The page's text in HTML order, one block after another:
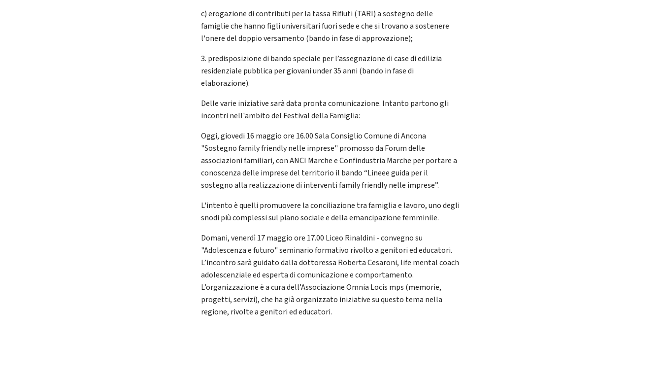
c) erogazione di contributi per la tassa Rifiuti (TARI) a sostegno delle
famiglie che hanno figli universitari fuori sede e che si trovano a sostenere
l'onere del doppio versamento (bando in fase di approvazione);
3. predisposizione di bando speciale per l’assegnazione di case di edilizia
residenziale pubblica per giovani under 35 anni (bando in fase di
elaborazione).
Delle varie iniziative sarà data pronta comunicazione. Intanto partono gli
incontri nell'ambito del Festival della Famiglia:
Oggi, giovedi 16 maggio ore 16.00 Sala Consiglio Comune di Ancona
"Sostegno family friendly nelle imprese" promosso da Forum delle
associazioni familiari, con ANCI Marche e Confindustria Marche per portare a
conoscenza delle imprese del territorio il bando “Lineee guida per il
sostegno alla realizzazione di interventi family friendly nelle imprese”.
L'intento è quelli promuovere la conciliazione tra famiglia e lavoro, uno degli
snodi più complessi sul piano sociale e della emancipazione femminile.
Domani, venerdì 17 maggio ore 17.00 Liceo Rinaldini - convegno su
"Adolescenza e futuro" seminario formativo rivolto a genitori ed educatori.
L’incontro sarà guidato dalla dottoressa Roberta Cesaroni, life mental coach
adolescenziale ed esperta di comunicazione e comportamento.
L’organizzazione è a cura dell’Associazione Omnia Locis mps (memorie,
progetti, servizi), che ha già organizzato iniziative su questo tema nella
regione, rivolte a genitori ed educatori.